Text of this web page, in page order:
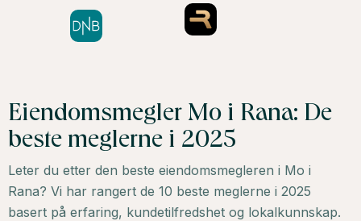
Eiendomsmegler Mo i Rana: De
beste meglerne i 2025
Leter du etter den beste eiendomsmegleren i Mo i
Rana? Vi har rangert de 10 beste meglerne i 2025
basert på erfaring, kundetilfredshet og lokalkunnskap.